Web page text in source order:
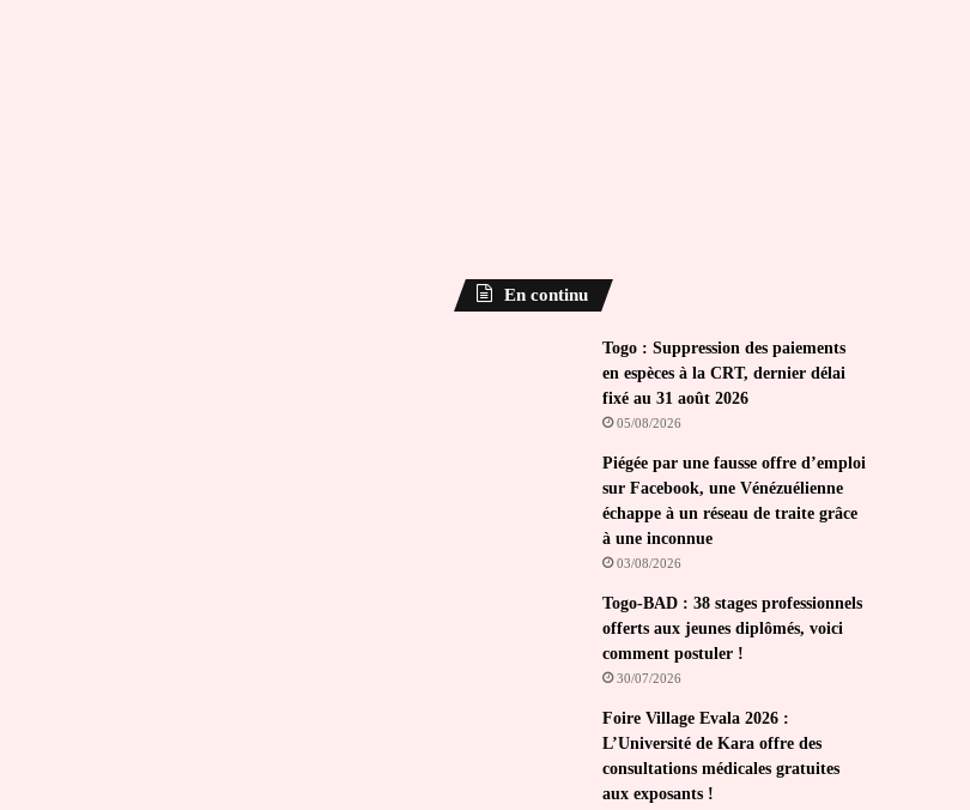
En continu
Togo : Suppression des paiements
en espèces à la CRT, dernier délai
fixé au 31 août 2026
05/08/2026
Piégée par une fausse offre d’emploi
sur Facebook, une Vénézuélienne
échappe à un réseau de traite grâce
à une inconnue
03/08/2026
Togo-BAD : 38 stages professionnels
offerts aux jeunes diplômés, voici
comment postuler !
30/07/2026
Foire Village Evala 2026 :
L’Université de Kara offre des
consultations médicales gratuites
aux exposants !